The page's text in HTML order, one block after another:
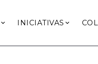
INICIATIVAS